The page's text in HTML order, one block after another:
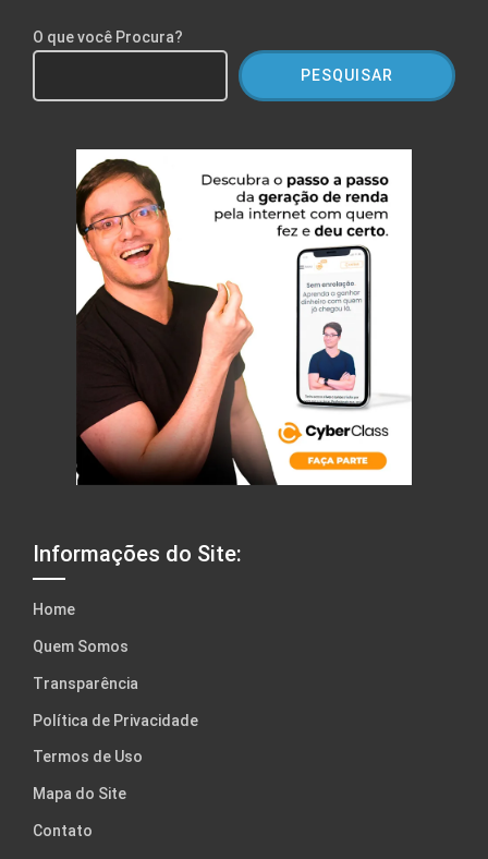
O que você Procura?
PESQUISAR
Informações do Site:
Home
Quem Somos
Transparência
Política de Privacidade
Termos de Uso
Mapa do Site
Contato